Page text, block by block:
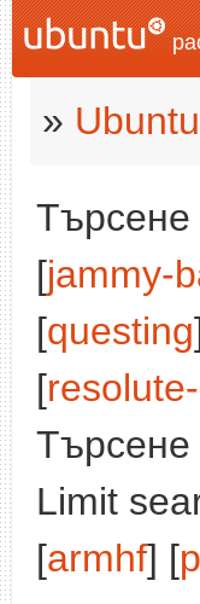
» Ubuntu
Търсене
[jammy-
[questing
[
Търсене
Limit
[armhf] [